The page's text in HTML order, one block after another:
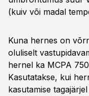
(kuiv või madal
Kuna hernes on
oluliselt
hernel ka MCPA
Kasutatakse, kui
kasutamise